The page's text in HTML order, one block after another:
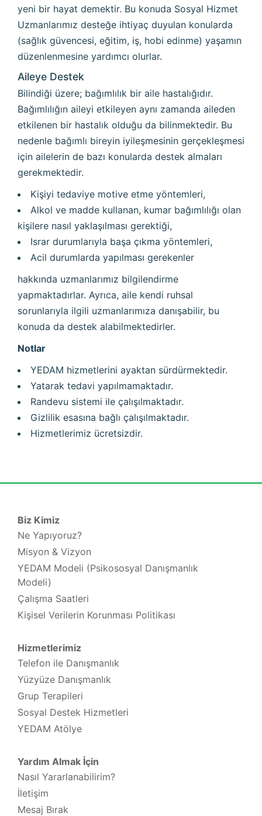
yeni bir hayat demektir. Bu konuda Sosyal Hizmet
Uzmanlarımız desteğe ihtiyaç duyulan konularda
(sağlık güvencesi, eğitim, iş, hobi edinme) yaşamın
düzenlenmesine yardımcı olurlar.
Aileye Destek
Bilindiği üzere; bağımlılık bir aile hastalığıdır.
Bağımlılığın aileyi etkileyen aynı zamanda aileden
etkilenen bir hastalık olduğu da bilinmektedir. Bu
nedenle bağımlı bireyin iyileşmesinin gerçekleşmesi
için ailelerin de bazı konularda destek almaları
gerekmektedir.
Kişiyi tedaviye motive etme yöntemleri,
Alkol ve madde kullanan, kumar bağımlılığı olan
kişilere nasıl yaklaşılması gerektiği,
Israr durumlarıyla başa çıkma yöntemleri,
Acil durumlarda yapılması gerekenler
hakkında uzmanlarımız bilgilendirme
yapmaktadırlar. Ayrıca, aile kendi ruhsal
sorunlarıyla ilgili uzmanlarımıza danışabilir, bu
konuda da destek alabilmektedirler.
Notlar
YEDAM hizmetlerini ayaktan sürdürmektedir.
Yatarak tedavi yapılmamaktadır.
Randevu sistemi ile çalışılmaktadır.
Gizlilik esasına bağlı çalışılmaktadır.
Hizmetlerimiz ücretsizdir.
Biz Kimiz
Ne Yapıyoruz?
Misyon & Vizyon
YEDAM Modeli (Psikososyal Danışmanlık
Modeli)
Çalışma Saatleri
Kişisel Verilerin Korunması Politikası
Hizmetlerimiz
Telefon ile Danışmanlık
Yüzyüze Danışmanlık
Grup Terapileri
Sosyal Destek Hizmetleri
YEDAM Atölye
Yardım Almak İçin
Nasıl Yararlanabilirim?
İletişim
Mesaj Bırak